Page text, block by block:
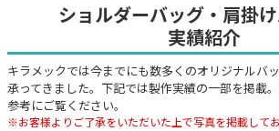
ショルダーバッグ・肩掛
実績紹介
キラメックでは今までにも数多くのオリジナルバ
承ってきました。下記では製作実績の一部を掲載
参考にご覧ください。
※お客様よりご了承をいただいた上で写真を掲載してお